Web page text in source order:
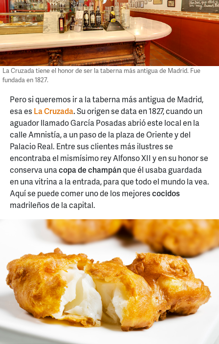
La Cruzada tiene el honor de ser la taberna más antigua de Madrid. Fue
fundada en 1827.
Pero si queremos ir a la taberna más antigua de Madrid,
esa es La Cruzada.Su origen se data en 1827, cuando un
aguador llamado García Posadas abrió este local en la
calle Amnistía, a un paso de la plaza de Oriente y del
Palacio Real. Entre sus clientes más ilustres se
encontraba el mismísimo rey Alfonso XII y en su honor se
conserva unacopa de champánque él usaba guardada
en una vitrina a la entrada, para que todo el mundo la vea.
Aquí se puede comer uno de los mejorescocidos
madrileños de la capital.